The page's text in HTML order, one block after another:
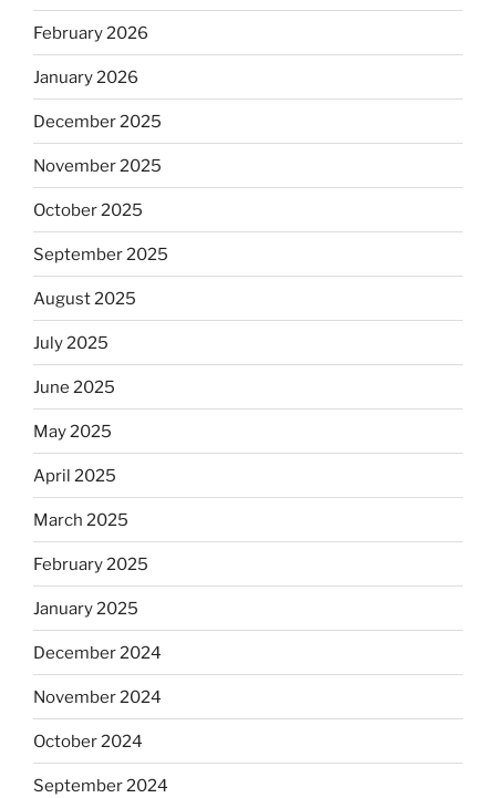
February 2026
January 2026
December 2025
November 2025
October 2025
September 2025
August 2025
July 2025
June 2025
May 2025
April 2025
March 2025
February 2025
January 2025
December 2024
November 2024
October 2024
September 2024